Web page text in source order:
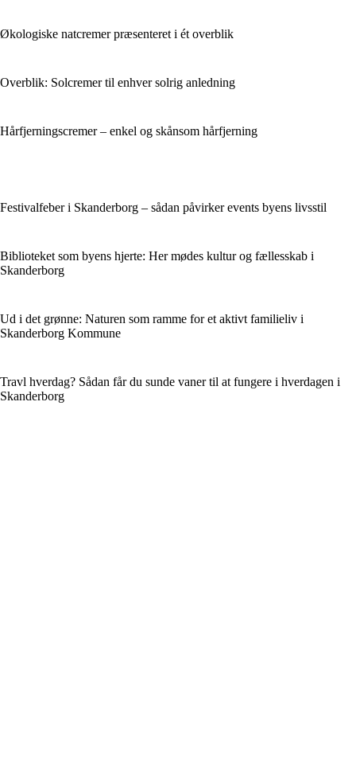
Økologiske natcremer præsenteret i ét overblik
Overblik: Solcremer til enhver solrig anledning
Hårfjerningscremer – enkel og skånsom hårfjerning
Festivalfeber i Skanderborg – sådan påvirker events byens livsstil
Biblioteket som byens hjerte: Her mødes kultur og fællesskab i
Skanderborg
Ud i det grønne: Naturen som ramme for et aktivt familieliv i
Skanderborg Kommune
Travl hverdag? Sådan får du sunde vaner til at fungere i hverdagen i
Skanderborg